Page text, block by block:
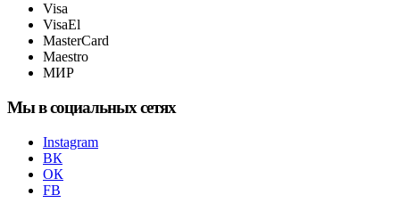
Visa
VisaEl
MasterCard
Maestro
МИР
Мы в социальных сетях
Instagram
ВК
ОК
FB